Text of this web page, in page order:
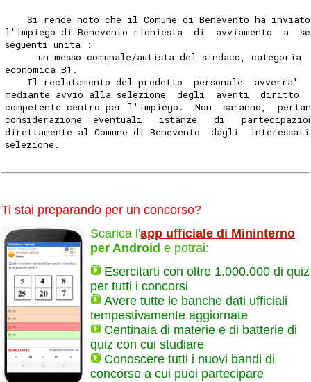
Si rende noto che il Comune di Benevento ha
l'impiego di Benevento richiesta  di  avviamento  a
seguenti unita':
un messo comunale/autista del sindaco, categoria
economica B1.
Il reclutamento del predetto  personale  avverra'
mediante avvio alla selezione  degli  aventi  diritto
competente centro per l'impiego.  Non  saranno,
considerazione  eventuali   istanze   di
direttamente al Comune di Benevento  dagli
selezione.
Ti stai preparando per un concorso?
Scarica l'app ufficiale di Mininterno
per Android e potrai:
Esercitarti con oltre 1.000.000 di quiz
per tutti i concorsi
Avere tutte le banche dati ufficiali
tempestivamente aggiornate
Centinaia di materie e di batterie di
quiz con cui studiare
Conoscere tutti i nuovi bandi di
concorso a cui puoi partecipare